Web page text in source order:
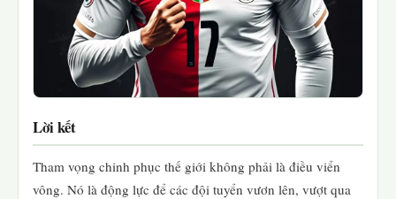
Lời kết
Tham vọng chinh phục thế giới không phải là điều viển
vông. Nó là động lực để các đội tuyển vươn lên, vượt qua